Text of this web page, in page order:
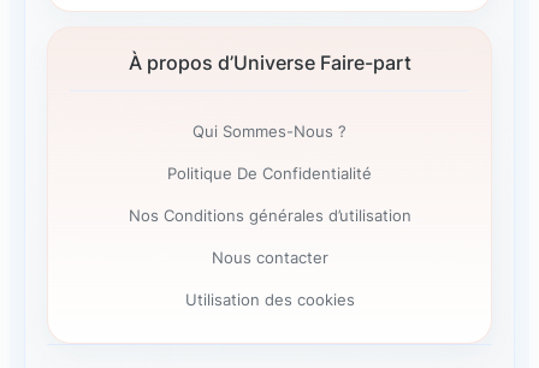
À propos d’Universe Faire-part
Qui Sommes-Nous ?
Politique De Confidentialité
Nos Conditions générales d’utilisation
Nous contacter
Utilisation des cookies